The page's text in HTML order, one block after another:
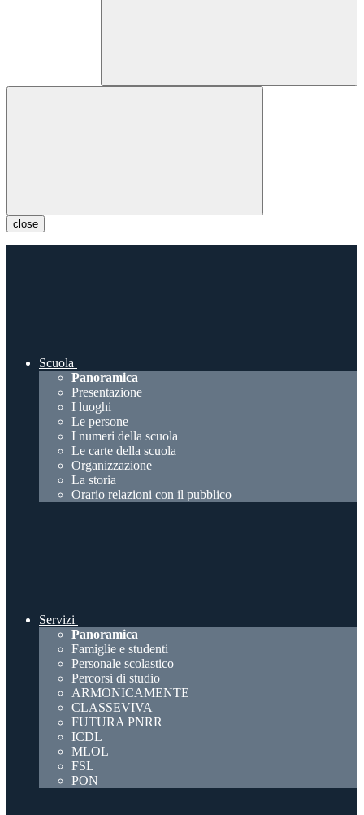
close
Scuola
Panoramica
Presentazione
I luoghi
Le persone
I numeri della scuola
Le carte della scuola
Organizzazione
La storia
Orario relazioni con il pubblico
Servizi
Panoramica
Famiglie e studenti
Personale scolastico
Percorsi di studio
ARMONICAMENTE
CLASSEVIVA
FUTURA PNRR
ICDL
MLOL
FSL
PON